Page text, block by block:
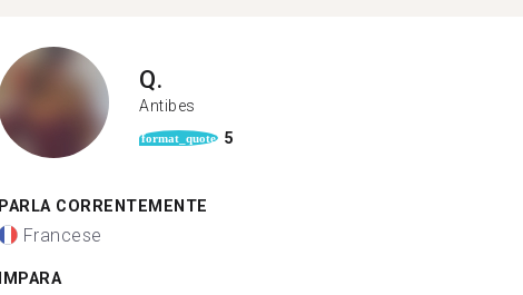
Q.
Antibes
format_quote 5
PARLA CORRENTEMENTE
Francese
IMPARA